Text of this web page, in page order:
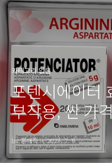
카테고리 없음
포텐시에이터
부작용, 싼 가
있는 곳, 공항,
교
by 홈매직 2023. 7. 9.